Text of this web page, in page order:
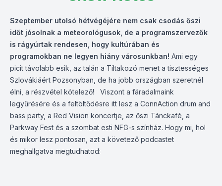
Szeptember utolsó hétvégéjére nem csak csodás őszi
időt jósolnak a meteorológusok, de a programszervezők
is rágyúrtak rendesen, hogy kultúrában és
programokban ne legyen hiány városunkban! Ami egy
picit távolabb esik, az talán a Tiltakozó menet a tisztességes
Szlovákiáért Pozsonyban, de ha jobb országban szeretnél
élni, a részvétel kötelező! Viszont a fáradalmaink
legyűrésére és a feltöltődésre itt lesz a ConnAction drum and
bass party, a Red Vision koncertje, az őszi Tánckafé, a
Parkway Fest és a szombat esti NFG-s színház. Hogy mi, hol
és mikor lesz pontosan, azt a követező podcastet
meghallgatva megtudhatod: